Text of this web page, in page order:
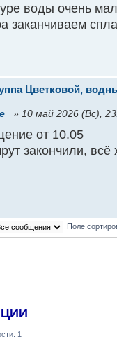
воды очень
заканчиваем
Цветковой,
» 10 май 2026 (Вс),
от 10.05
закончили,
Поле
1